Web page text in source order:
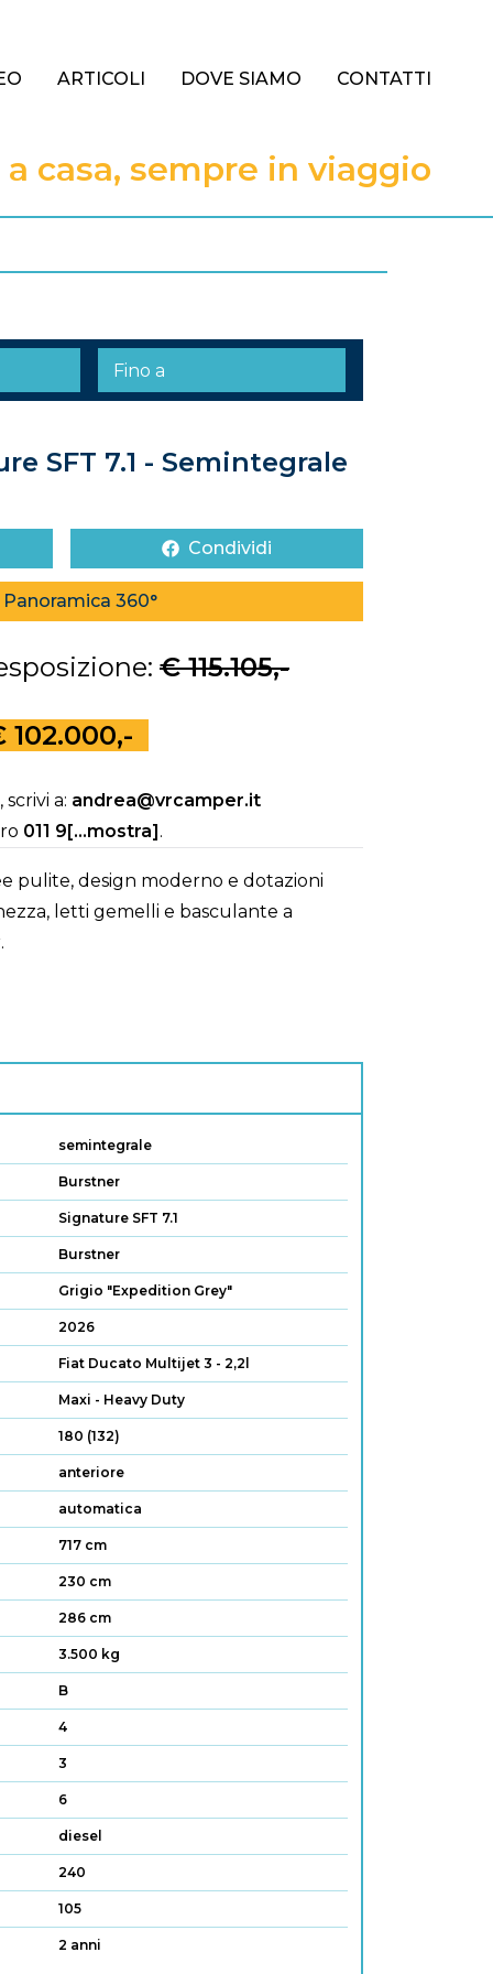
ARTICOLI DOVE SIAMO CONTATTI
casa, sempre in viaggio
SFT 7.1 - Semintegrale
Condividi
Panoramica 360°
€ 115.105,-
a: andrea@vrcamper.it
011 9[...mostra].
pulite, design moderno e dotazioni
letti gemelli e basculante a
semintegrale
Burstner
Signature SFT 7.1
Burstner
Grigio "Expedition Grey"
2026
Fiat Ducato Multijet 3 - 2,2l
Maxi - Heavy Duty
180 (132)
anteriore
automatica
717 cm
230 cm
286 cm
3.500 kg
B
4
3
6
diesel
240
105
2 anni